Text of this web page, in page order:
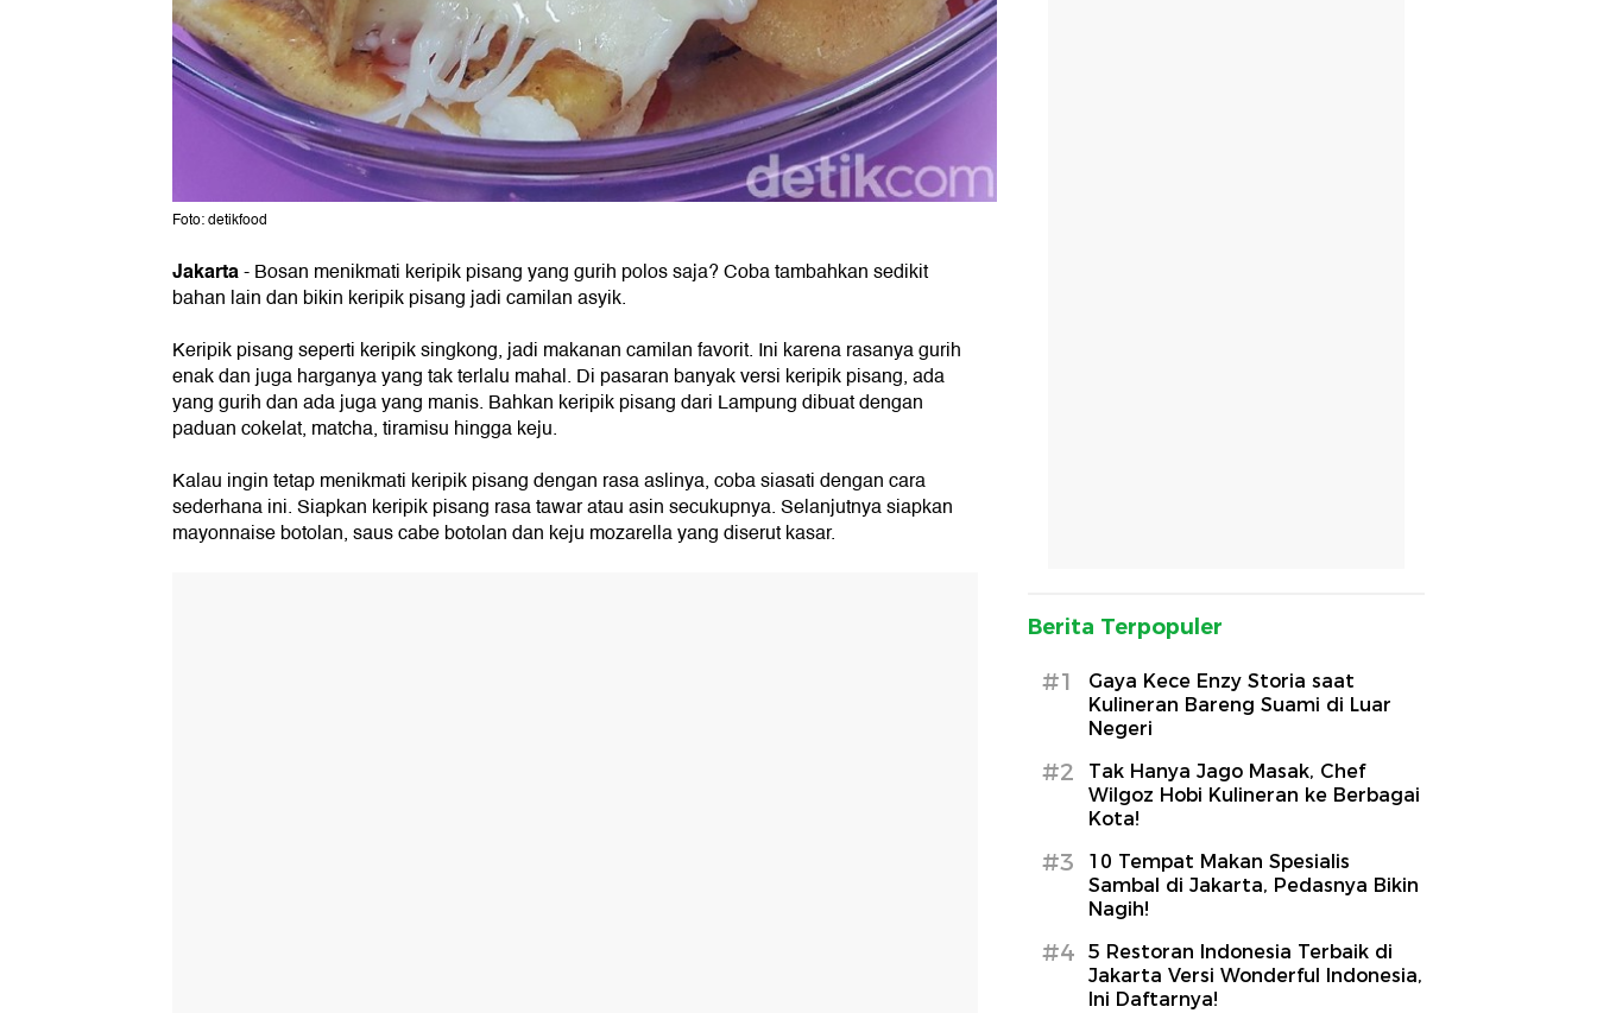
Foto: detikfood
Jakarta- Bosan menikmati keripik pisang yang gurih polos saja? Coba tambahkan sedikit
bahan lain dan bikin keripik pisang jadi camilan asyik.
Keripik pisang seperti keripik singkong, jadi makanan camilan favorit. Ini karena rasanya gurih
enak dan juga harganya yang tak terlalu mahal. Di pasaran banyak versi keripik pisang, ada
yang gurih dan ada juga yang manis. Bahkan keripik pisang dari Lampung dibuat dengan
paduan cokelat, matcha, tiramisu hingga keju.
Kalau ingin tetap menikmati keripik pisang dengan rasa aslinya, coba siasati dengan cara
sederhana ini. Siapkan keripik pisang rasa tawar atau asin secukupnya. Selanjutnya siapkan
mayonnaise botolan, saus cabe botolan dan keju mozarella yang diserut kasar.
Berita Terpopuler
#1
Gaya Kece Enzy Storia saat
Kulineran Bareng Suami di Luar
Negeri
#2
Tak Hanya Jago Masak, Chef
Wilgoz Hobi Kulineran ke Berbagai
Kota!
#3
10 Tempat Makan Spesialis
Sambal di Jakarta, Pedasnya Bikin
Nagih!
#4
5 Restoran Indonesia Terbaik di
Jakarta Versi Wonderful Indonesia,
Ini Daftarnya!